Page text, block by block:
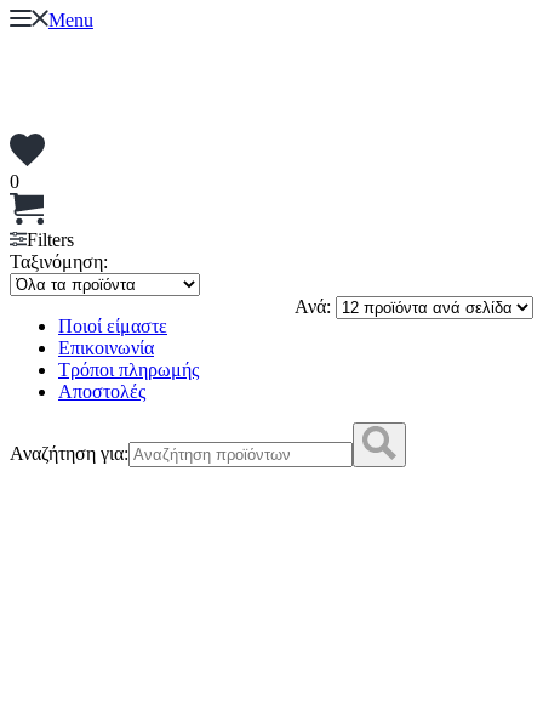
Menu
0
Filters
Ταξινόμηση:
Ανά:
Ποιοί είμαστε
Επικοινωνία
Τρόποι πληρωμής
Αποστολές
Αναζήτηση για: